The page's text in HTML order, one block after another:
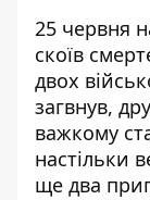
25 червня
скоїв
двох
загвнув,
важкому
настільки
ще два